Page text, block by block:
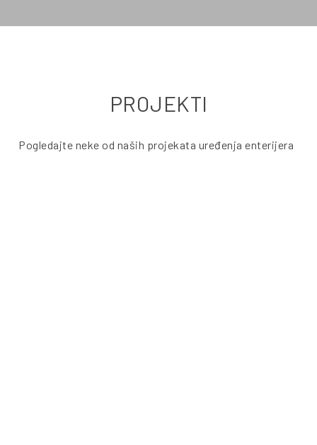
PROJEKTI
Pogledajte neke od naših projekata uređenja enterijera